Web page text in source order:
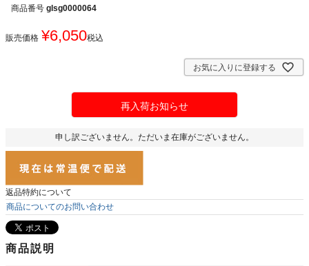
商品番号 glsg0000064
販売価格 ¥6,050税込
お気に入りに登録する
再入荷お知らせ
申し訳ございません。ただいま在庫がございません。
返品特約について
商品についてのお問い合わせ
商品説明